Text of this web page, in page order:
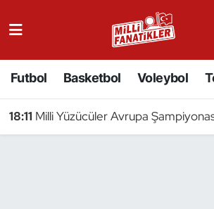
Futbol Basketbol Voleybol
18:11 Milli Yüzücüler Avrupa
Badminton